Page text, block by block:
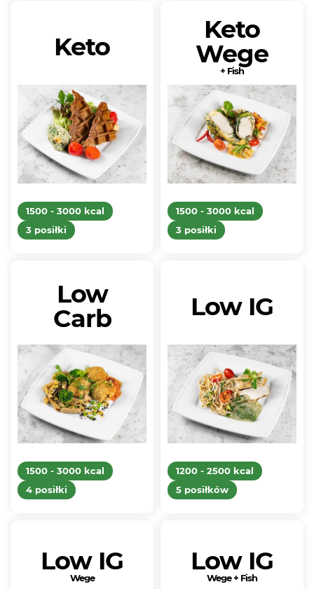
Keto
3 posiłki
1500 - 3000 kcal
Keto
Wege
+ Fish
3 posiłki
1500 - 3000 kcal
Low
Carb
4 posiłki
1500 - 3000 kcal
Low IG
5 posiłków
1200 - 2500 kcal
Low IG
Wege
Low IG
Wege + Fish